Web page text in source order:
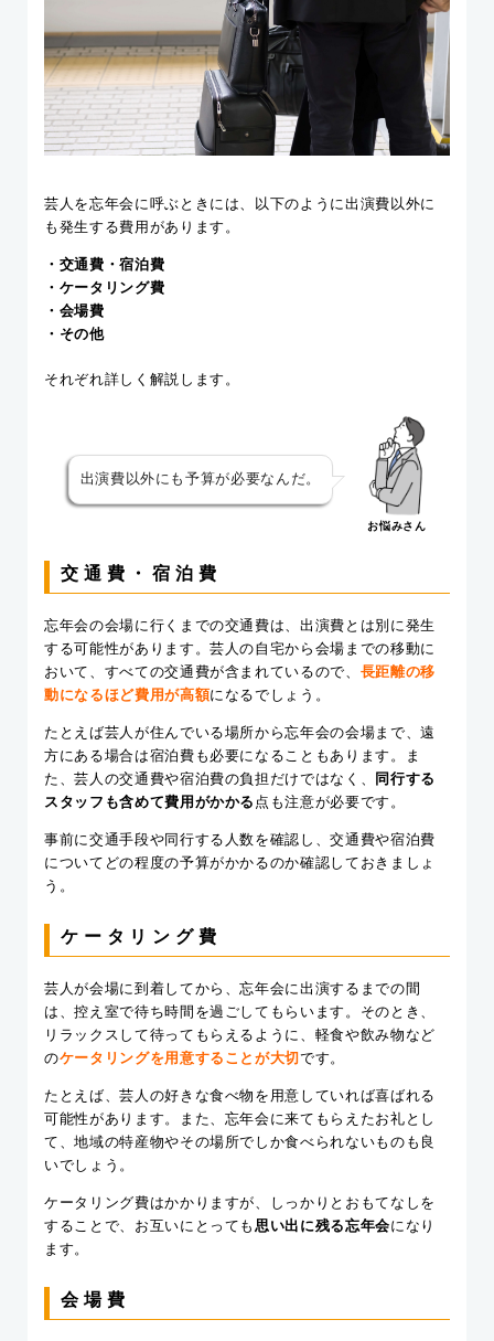
芸人を忘年会に呼ぶときには、以下のように出演費以外に
も発生する費用があります。
・交通費・宿泊費
・ケータリング費
・会場費
・その他
それぞれ詳しく解説します。
出演費以外にも予算が必要なんだ。
お悩みさん
交通費・宿泊費
忘年会の会場に行くまでの交通費は、出演費とは別に発生
する可能性があります。芸人の自宅から会場までの移動に
おいて、すべての交通費が含まれているので、 長距離の移
動になるほど費用が高額になるでしょう。
たとえば芸人が住んでいる場所から忘年会の会場まで、遠
方にある場合は宿泊費も必要になることもあります。ま
た、芸人の交通費や宿泊費の負担だけではなく、
同行する
スタッフも含めて費用がかかる 点も注意が必要です。
事前に交通手段や同行する人数を確認し、交通費や宿泊費
についてどの程度の予算がかかるのか確認しておきましょ
う。
ケータリング費
芸人が会場に到着してから、忘年会に出演するまでの間
は、控え室で待ち時間を過ごしてもらいます。そのとき、
リラックスして待ってもらえるように、軽食や飲み物など
のケータリングを用意することが大切です。
たとえば、芸人の好きな食べ物を用意していれば喜ばれる
可能性があります。また、忘年会に来てもらえたお礼とし
て、地域の特産物やその場所でしか食べられないものも良
いでしょう。
ケータリング費はかかりますが、しっかりとおもてなしを
することで、お互いにとっても思い出に残る忘年会になり
ます。
会場費